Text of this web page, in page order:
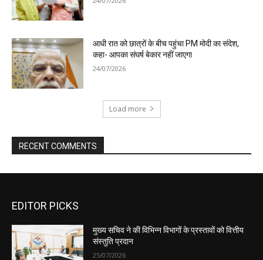
EDITOR PICKS
मुख्य सचिव ने की विभिन्न विभागों के प्रस्तावों को वित्तीय
संस्तुति प्रदान
25/07/2026